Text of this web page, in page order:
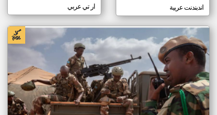
أهم اخبار الصومال العاجلة والمباشرة
كاتبيها.اندبندنت عربية ار تي عربي